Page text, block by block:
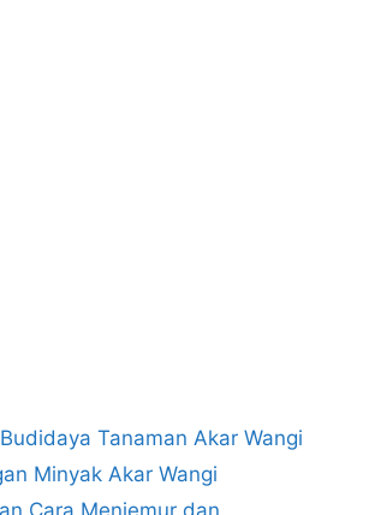
Tanaman Akar Wangi
Minyak Akar Wangi